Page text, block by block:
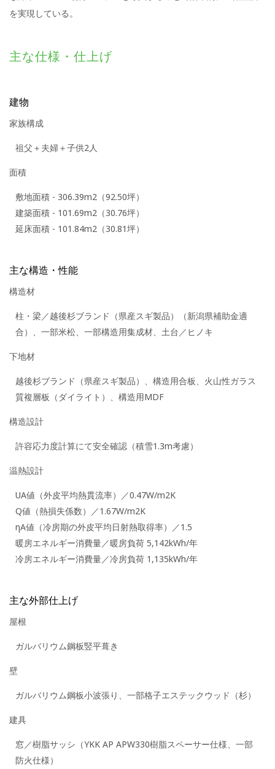
を実現している。
主な仕様・仕上げ
建物
家族構成
祖父＋夫婦＋子供2人
面積
敷地面積 - 306.39m2（92.50坪）
建築面積 - 101.69m2（30.76坪）
延床面積 - 101.84m2（30.81坪）
主な構造・性能
構造材
柱・梁／越後杉ブランド（県産スギ製品）（新潟県補助金適
合）、一部米松、一部構造用集成材、土台／ヒノキ
下地材
越後杉ブランド（県産スギ製品）、構造用合板、火山性ガラス
質複層板（ダイライト）、構造用MDF
構造設計
許容応力度計算にて安全確認（積雪1.3m考慮）
温熱設計
UA値（外皮平均熱貫流率）／0.47W/m2K
Q値（熱損失係数）／1.67W/m2K
ηA値（冷房期の外皮平均日射熱取得率）／1.5
暖房エネルギー消費量／暖房負荷 5,142kWh/年
冷房エネルギー消費量／冷房負荷 1,135kWh/年
主な外部仕上げ
屋根
ガルバリウム鋼板竪平葺き
壁
ガルバリウム鋼板小波張り、一部格子エステックウッド（杉）
建具
窓／樹脂サッシ（YKK AP APW330樹脂スペーサー仕様、一部
防火仕様）